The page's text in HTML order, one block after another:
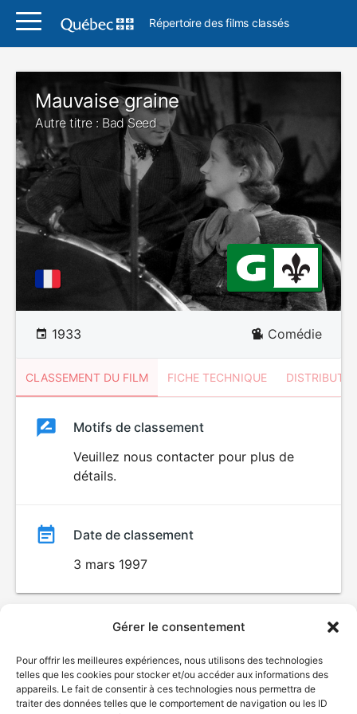
Gérer le consentement
Pour offrir les meilleures expériences, nous utilisons des technologies
telles que les cookies pour stocker et/ou accéder aux informations des
appareils. Le fait de consentir à ces technologies nous permettra de
traiter des données telles que le comportement de navigation ou les ID
Répertoire des films classés
Mauvaise graine
Autre titre : Bad Seed
1933 Comédie
CLASSEMENT DU FILM FICHE TECHNIQUE
ClassementClassement
Motifs de classement
Veuillez nous contacter pour plus de
détails.
Date de classement
3 mars 1997